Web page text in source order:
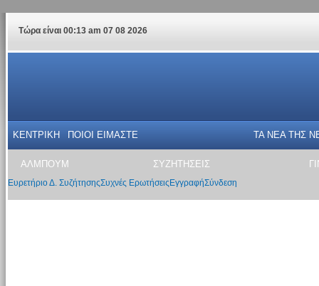
Τώρα είναι 00:13 am 07 08 2026
ΚΕΝΤΡΙΚΗ ΠΟΙΟΙ ΕΙΜΑΣΤΕ ΤΑ ΝΕΑ THΣ
ΑΛΜΠΟΥΜ ΣΥΖΗΤΗΣΕΙΣ
Ευρετήριο Δ. ΣυζήτησηςΣυχνές Ερωτήσεις ΕγγραφήΣύνδεση